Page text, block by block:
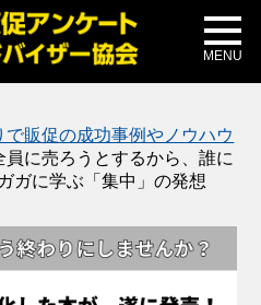
MENU
ア掲載
ブログ
で販促の成功事例やノウハウ
員に売ろうとするから、誰に
ガに学ぶ「集中」の発想